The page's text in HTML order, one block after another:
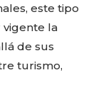
este tipo
vigente la
de sus
turismo,